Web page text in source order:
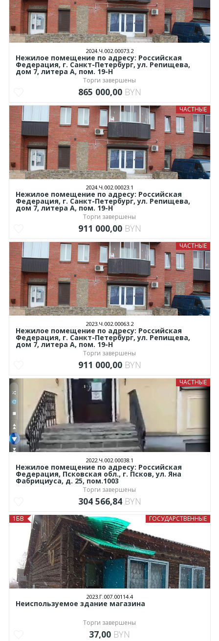
2024.Ч.002.00073.2
Нежилое помещение по адресу: Российская
Федерация, г. Санкт-Петербург, ул. Репищева,
дом 7, литера А, пом. 19-Н
Торги завершены
865 000,00 BYN
ЧАСТНЫЕ
2024.Ч.002.00023.1
Нежилое помещение по адресу: Российская
Федерация, г. Санкт-Петербург, ул. Репищева,
дом 7, литера А, пом. 19-Н
Торги завершены
911 000,00 BYN
ЧАСТНЫЕ
2023.Ч.002.00063.2
Нежилое помещение по адресу: Российская
Федерация, г. Санкт-Петербург, ул. Репищева,
дом 7, литера А, пом. 19-Н
Торги завершены
911 000,00 BYN
ЧАСТНЫЕ
2022.Ч.002.00038.1
Нежилое помещение по адресу: Российская
Федерация, Псковская обл., г. Псков, ул. Яна
Фабрициуса, д. 25, пом.1003
Торги завершены
304 566,84 BYN
ГОСУДАРСТВЕННЫЕ
1БВ
2023.Г.007.00114.4
Неиспользуемое здание магазина
Торги завершены
37,00 BYN